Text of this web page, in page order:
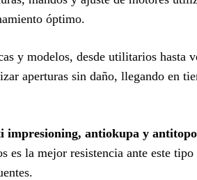
óptimo.
y modelos, desde utilitarios hasta
aperturas sin daño, llegando en
impresioning, antiokupa y
la mejor resistencia ante este tipo